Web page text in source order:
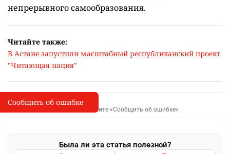
непрерывного самообразования.
Читайте также:
В Астане запустили масштабный республиканский проект
"Читающая нация"
I
Сообщить об опечатке
Выделите фрагмент и нажмите «Сообщить об ошибке»
Была ли эта статья полезной?
Сообщить об ошибке